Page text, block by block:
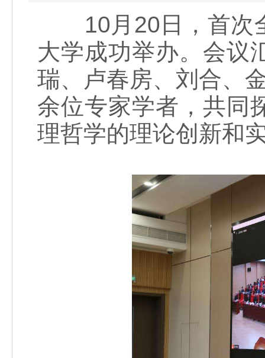
10月20日，首次全
大学成功举办。会议
瑞、卢春房、刘合、
余位专家学者，共同
理哲学的理论创新和